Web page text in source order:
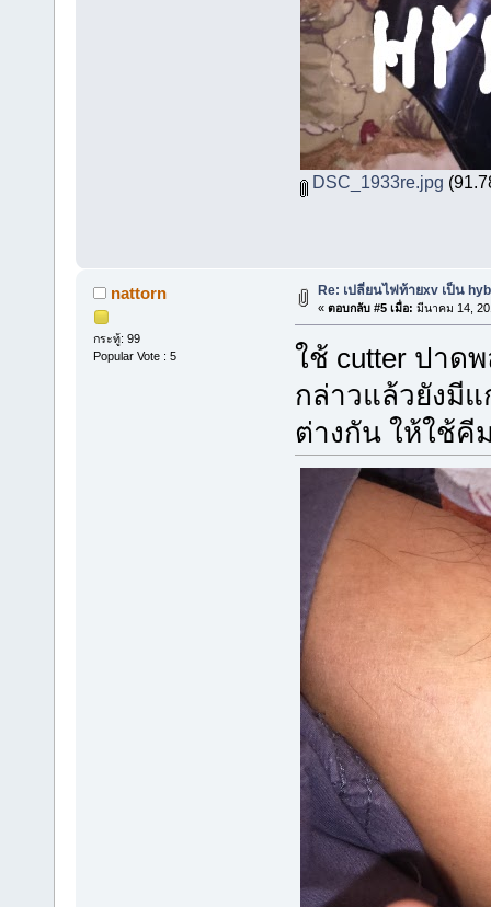
DSC_1933re.jpg
nattorn
กระทู้: 99
Popular Vote : 5
Re: เปลี่ยนไฟท้ายxv เป็น
« ตอบกลับ #5 เมื่อ: มีนาคม 14,
ใช้ cutter ปาด
กล่าวแล้วยังมี
ต่างกัน ให้ใช้คี